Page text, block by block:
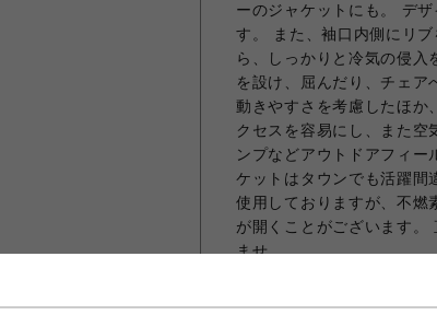
ーのジャケットにも。 デ
す。 また、袖口内側にリ
ら、しっかりと冷気の侵入
を設け、屈んだり、チェ
動きやすさを考慮したほか
クセスを容易にし、また空
ンプなどアウトドアフィー
ケットはタウンでも活躍間
使用しておりますが、不燃
が開くことがございます。
ませ。